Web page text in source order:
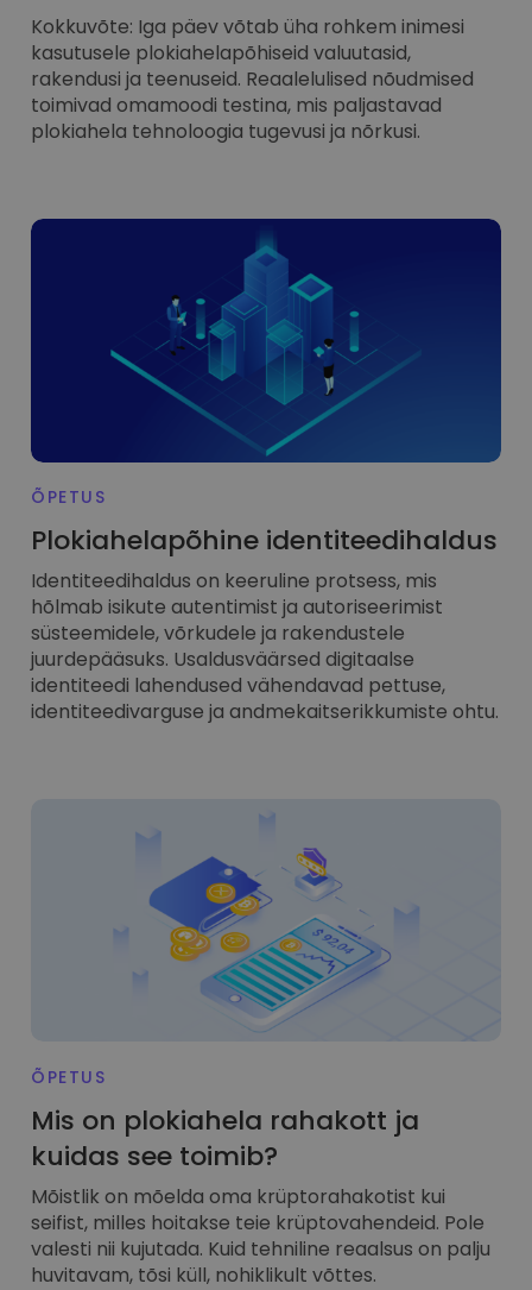
Kokkuvõte: Iga päev võtab üha rohkem inimesi
kasutusele plokiahelapõhiseid valuutasid,
rakendusi ja teenuseid. Reaalelulised nõudmised
toimivad omamoodi testina, mis paljastavad
plokiahela tehnoloogia tugevusi ja nõrkusi.
ÕPETUS
Plokiahelapõhine identiteedihaldus
Identiteedihaldus on keeruline protsess, mis
hõlmab isikute autentimist ja autoriseerimist
süsteemidele, võrkudele ja rakendustele
juurdepääsuks. Usaldusväärsed digitaalse
identiteedi lahendused vähendavad pettuse,
identiteedivarguse ja andmekaitserikkumiste ohtu.
ÕPETUS
Mis on plokiahela rahakott ja
kuidas see toimib?
Mõistlik on mõelda oma krüptorahakotist kui
seifist, milles hoitakse teie krüptovahendeid. Pole
valesti nii kujutada. Kuid tehniline reaalsus on palju
huvitavam, tõsi küll, nohiklikult võttes.